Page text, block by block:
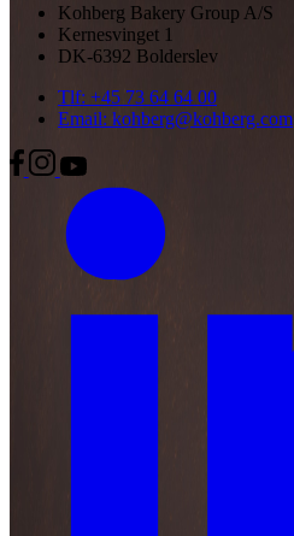
Kohberg Bakery Group A/S
Kernesvinget 1
DK-6392 Bolderslev
Tlf: +45 73 64 64 00
Email: kohberg@kohberg.com